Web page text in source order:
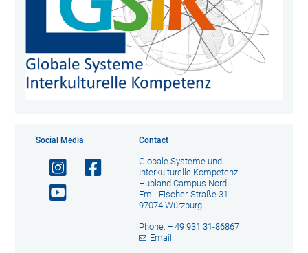
Social Media Contact
Globale Systeme und
Interkulturelle Kompetenz
Hubland Campus Nord
Emil-Fischer-Straße 31
97074 Würzburg
Phone: + 49 931 31-86867
Email